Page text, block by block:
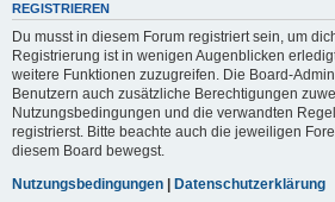
REGISTRIEREN
Du musst in diesem Forum registriert sein, um
Registrierung ist in wenigen Augenblicken
weitere Funktionen zuzugreifen. Die Board-
Benutzern auch zusätzliche Berechtigungen
Nutzungsbedingungen und die verwandten
registrierst. Bitte beachte auch die jeweiligen
diesem Board bewegst.
Nutzungsbedingungen | Datenschutzerklärung